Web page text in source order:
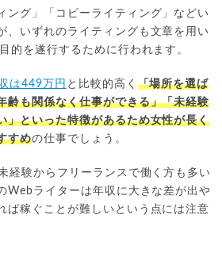
ング」「コピーライティング」などい
、いずれのライティングも文章を用い
的を遂行するために行われます。
は449万円 と比較的高く 「場所を選ば
齢も関係なく仕事ができる」「未経験
」といった特徴があるため女性が長く
すめの仕事でしょう。
経験からフリーランスで働く方も多い
Webライターは年収に大きな差が出や
ば稼ぐことが難しいという点には注意